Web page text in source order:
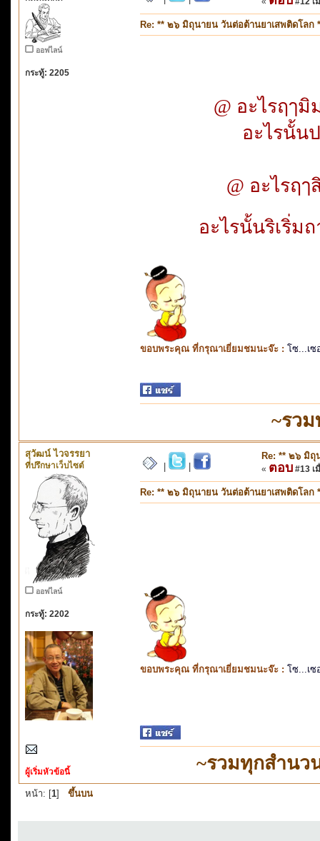
ออฟไลน์
กระทู้: 2205
Re: ** ๒๖ มิถุนายน วันต่อต้านยาเสพติดโลก
@ อะไรฤ
อะไรนั้
@ อะไรฤ
อะไรนั้นริเ
ขอบพระคุณ ที่กรุณาเยี่ยมชมนะจ๊ะ : โซ...เซ
~รว
สุวัฒน์ ไวจรรยา
ที่ปรึกษาเว็บไซต์
ออฟไลน์
กระทู้: 2202
ผู้เริ่มหัวข้อนี้
Re: ** ๒๖ มิถุ
« ตอบ #13 เ
Re: ** ๒๖ มิถุนายน วันต่อต้านยาเสพติดโลก
ขอบพระคุณ ที่กรุณาเยี่ยมชมนะจ๊ะ : โซ...เซ
~รวมทุกสำนว
หน้า: [1] ขึ้นบน